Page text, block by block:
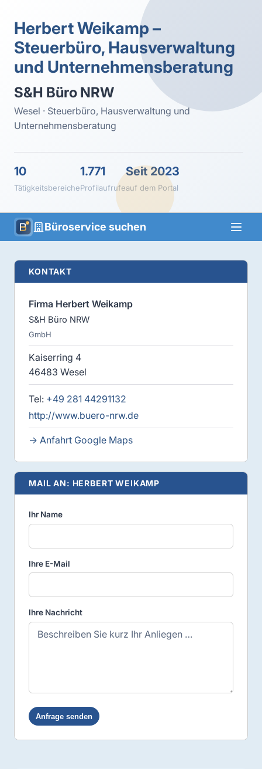
Herbert Weikamp –
Steuerbüro, Hausverwaltung
und Unternehmensberatung
S&H Büro NRW
Wesel · Steuerbüro, Hausverwaltung und
Unternehmensberatung
10
Tätigkeitsbereiche
1.771
Profilaufrufe
Seit 2023
auf dem Portal
Büroservice suchen
KONTAKT
Firma Herbert Weikamp
S&H Büro NRW
GmbH
Kaiserring 4
46483 Wesel
Tel: +49 281 44291132
http://www.buero-nrw.de
→ Anfahrt Google Maps
MAIL AN: HERBERT WEIKAMP
Ihr Name
Ihre E-Mail
Ihre Nachricht